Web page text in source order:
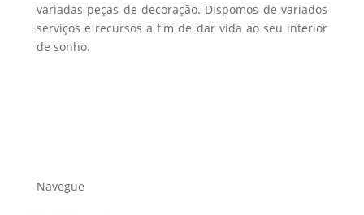
variadas peças de decoração. Dispomos de variados
serviços e recursos a fim de dar vida ao seu interior
de sonho.
Navegue